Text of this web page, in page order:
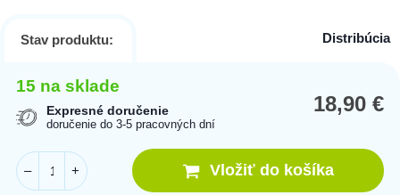
Stav produktu: Distribúcia
15 na sklade
Expresné doručenie
doručenie do 3-5 pracovných dní
18,90€
– + Vložiť do košíka